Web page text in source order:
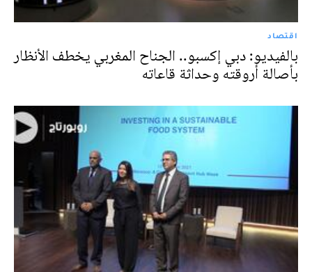
اقتصاد
بالفيديو: دبي إكسبو.. الجناح المغربي يخطف الأنظار
بأصالة أروقته وحداثة قاعاته